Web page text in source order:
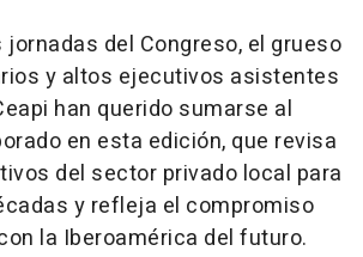
jornadas del Congreso, el grueso
y altos ejecutivos asistentes
han querido sumarse al
en esta edición, que revisa
del sector privado local para
y refleja el compromiso
la Iberoamérica del futuro.